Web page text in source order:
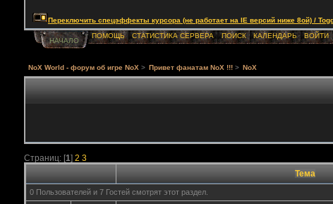
Переключить спецэффекты курсора (не работает на IE версий ниже 8ой) /
НАЧАЛО
ПОМОЩЬ СТАТИСТИКА СЕРВЕРА ПОИСК КАЛЕНДАРЬ ВОЙТИ
NoX World - форум об игре NoX > Привет фанатам NoX !!! > NoX
Страниц: [1] 2 3
Тема
0 Пользователей и 7 Гостей смотрят этот раздел.